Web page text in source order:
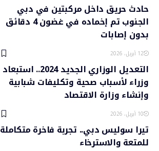
حادث حريق داخل مركبتين في دبي
الجنوب تم إخماده في غضون 4 دقائق
بدون إصابات
12 أبريل، 2026
التعديل الوزاري الجديد 2024.. استبعاد
وزراء لأسباب صحية وتكليفات شبابية
وإنشاء وزارة الاقتصاد
10 أبريل، 2026
تيرا سوليس دبي.. تجربة فاخرة متكاملة
للمتعة والاسترخاء